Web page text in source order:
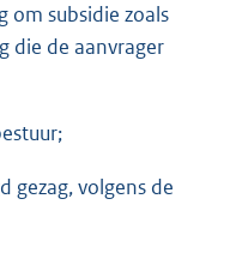
om subsidie zoals
die de aanvrager
gezag, volgens de